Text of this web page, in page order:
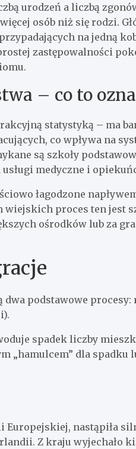
urodzeń a liczbą
osób niż się rodzi.
na jedną
zastępowalności
– co to
statystyką – ma
co wpływa na
są szkoły
medyczne i
łagodzone
wiejskich proces ten jest
ośrodków lub za
podstawowe procesy:
spadek liczby
„hamulcem” dla spadku
Europejskiej, nastąpiła
Z kraju wyjechało